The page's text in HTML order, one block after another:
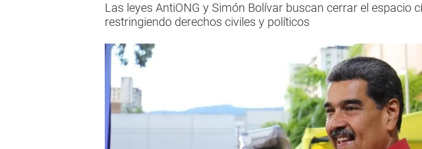
Las leyes AntiONG y Simón Bolívar buscan cerrar el espacio
restringiendo derechos civiles y políticos